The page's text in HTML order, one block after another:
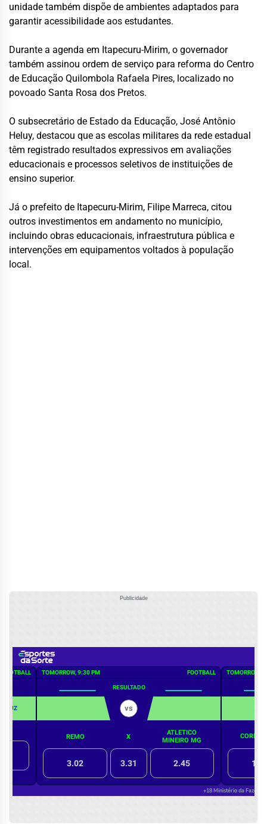
unidade também dispõe de ambientes adaptados para
garantir acessibilidade aos estudantes.
Durante a agenda em Itapecuru-Mirim, o governador
também assinou ordem de serviço para reforma do Centro
de Educação Quilombola Rafaela Pires, localizado no
povoado Santa Rosa dos Pretos.
O subsecretário de Estado da Educação, José Antônio
Heluy, destacou que as escolas militares da rede estadual
têm registrado resultados expressivos em avaliações
educacionais e processos seletivos de instituições de
ensino superior.
Já o prefeito de Itapecuru-Mirim, Filipe Marreca, citou
outros investimentos em andamento no município,
incluindo obras educacionais, infraestrutura pública e
intervenções em equipamentos voltados à população
local.
Publicidade